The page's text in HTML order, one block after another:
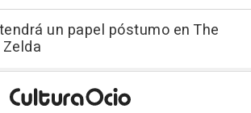
un papel póstumo en The